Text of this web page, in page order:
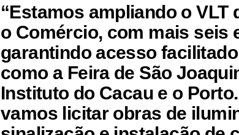
“Estamos ampliando o VLT
o Comércio, com mais seis
garantindo acesso
como a Feira de São
Instituto do Cacau e o
vamos licitar obras de